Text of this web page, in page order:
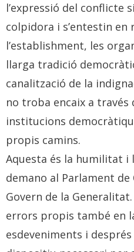
l’expressió del conflicte
colpidora i s’entestin en
l’establishment, les
llarga tradició
canalització de la
no troba encaix a través
institucions
propis camins.
Aquesta és la humilitat i
demano al Parlament
Govern de la
errors propis també en
esdeveniments i